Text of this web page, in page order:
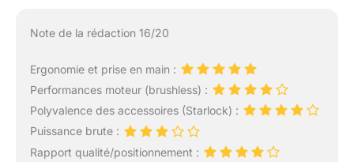
Note de la rédaction 16/20
Ergonomie et prise en main :
Performances moteur (brushless) :
Polyvalence des accessoires (Starlock) :
Puissance brute :
Rapport qualité/positionnement :